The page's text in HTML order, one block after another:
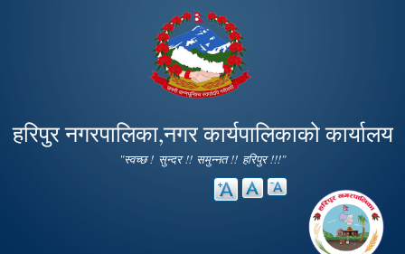
main
content
हरिपुर नगरपालिका,नगर कार्यपालिकाको कार्यालय
"स्वच्छ ! सुन्दर !! समुन्नत !! हरिपुर !!!"